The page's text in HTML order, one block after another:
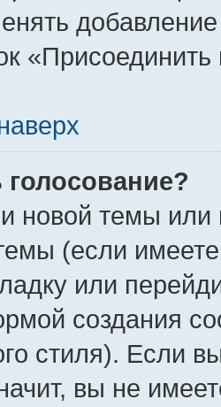
голосование?
новой темы или
(если
или
создания
стиля). Если
вы не